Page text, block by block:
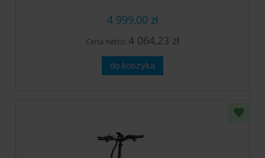
4 999,00 zł
Cena netto: 4 064,23 zł
do koszyka